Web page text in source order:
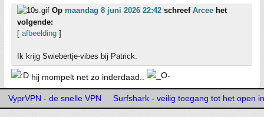
Op maandag 8 juni 2026 22:42 schreef Arcee het
volgende:
[ afbeelding ]
Ik krijg Swiebertje-vibes bij Patrick.
hij mompelt net zo inderdaad..
VyprVPN - de snelle VPN Surfshark - veilig toegang tot het open